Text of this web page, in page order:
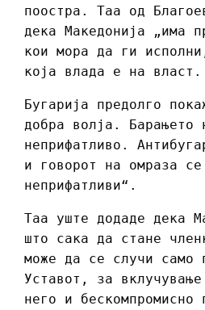
поостра. Таа од
дека Македонија „има
кои мора да ги
која влада е на власт.
Бугарија предолго
добра волја. Барањето
неприфатливо.
и говорот на омраза се
неприфатливи“.
Таа уште додаде дека
што сака да стане
може да се случи само
Уставот, за
него и бескомпромисно